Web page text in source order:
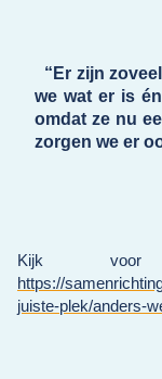
“Er zijn
we wat er is
omdat ze nu
zorgen we er
Kijk
https://
juiste-plek/anders-